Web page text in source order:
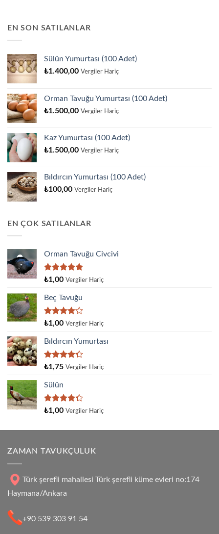
EN SON SATILANLAR
Sülün Yumurtası (100 Adet)
₺1.400,00 Vergiler Hariç
Orman Tavuğu Yumurtası (100 Adet)
₺1.500,00 Vergiler Hariç
Kaz Yumurtası (100 Adet)
₺1.500,00 Vergiler Hariç
Bıldırcın Yumurtası (100 Adet)
₺100,00 Vergiler Hariç
EN ÇOK SATILANLAR
Orman Tavuğu Civcivi
5 üzerinden
aldı
₺1,00 Vergiler Hariç
Beç Tavuğu
5
4.00
aldı
₺1,00 Vergiler Hariç
Bıldırcın Yumurtası
5
4.33oy
aldı
₺1,75 Vergiler Hariç
Sülün
5
₺1,00 Vergiler Hariç
ZAMAN TAVUKÇULUK
Türk şerefli mahallesi Türk şerefli küme evleri no:174
Haymana/Ankara
+90 539 303 91 54